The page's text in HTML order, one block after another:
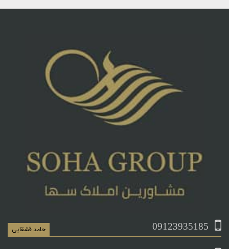
09123935185 حامد قشقایی